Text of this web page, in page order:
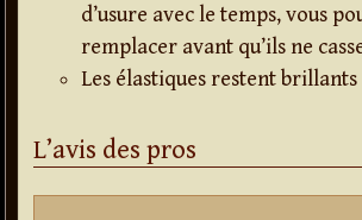
d’usure avec le temps, vous
remplacer avant qu’ils ne
Les élastiques restent brillants
L’avis des pros